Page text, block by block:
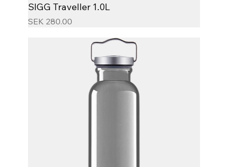
SIGG Traveller 1.0L
Price
SEK 280.00